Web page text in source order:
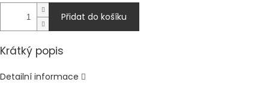
Přidat do košíku
Krátký popis
Detailní informace